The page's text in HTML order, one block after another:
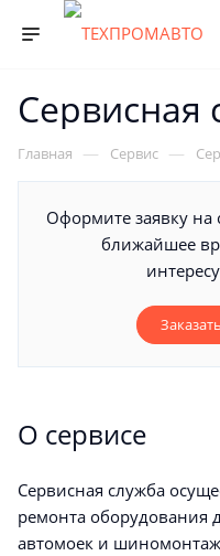
Сервисная
Главная — Сервис —
Оформите заявку на
ближайшее
О сервисе
Сервисная служба
ремонта оборудования
автомоек и